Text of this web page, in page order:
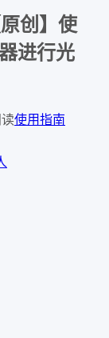
创】使
进行光
使用指南